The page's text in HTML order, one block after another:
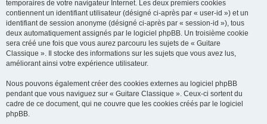
temporaires de votre navigateur Internet. Les deux premiers cookies
contiennent un identifiant utilisateur (désigné ci-après par « user-id ») et un
identifiant de session anonyme (désigné ci-après par « session-id »), tous
deux automatiquement assignés par le logiciel phpBB. Un troisième cookie
sera créé une fois que vous aurez parcouru les sujets de « Guitare
Classique ». Il stocke des informations sur les sujets que vous avez lus,
améliorant ainsi votre expérience utilisateur.
Nous pouvons également créer des cookies externes au logiciel phpBB
pendant que vous naviguez sur « Guitare Classique ». Ceux-ci sortent du
cadre de ce document, qui ne couvre que les cookies créés par le logiciel
phpBB.